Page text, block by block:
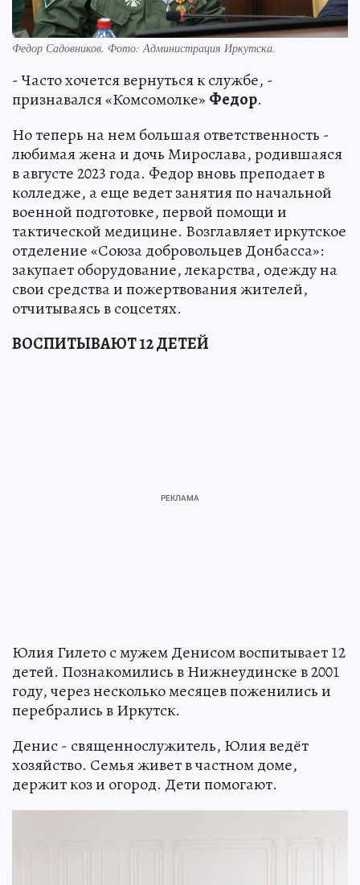
Федор Садовников. Фото: Администрация Иркутска.
- Часто хочется вернуться к службе, -
признавался «Комсомолке» Федор.
Но теперь на нем большая ответственность -
любимая жена и дочь Мирослава, родившаяся
в августе 2023 года. Федор вновь преподает в
колледже, а еще ведет занятия по начальной
военной подготовке, первой помощи и
тактической медицине. Возглавляет иркутское
отделение «Союза добровольцев Донбасса»:
закупает оборудование, лекарства, одежду на
свои средства и пожертвования жителей,
отчитываясь в соцсетях.
ВОСПИТЫВАЮТ 12 ДЕТЕЙ
Юлия Гилето с мужем Денисом воспитывает 12
детей. Познакомились в Нижнеудинске в 2001
году, через несколько месяцев поженились и
перебрались в Иркутск.
Денис - священнослужитель, Юлия ведёт
хозяйство. Семья живет в частном доме,
держит коз и огород. Дети помогают.